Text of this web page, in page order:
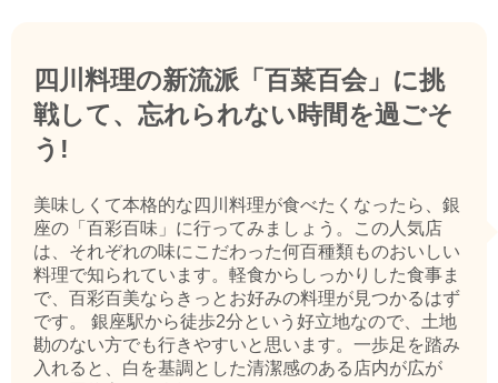
四川料理の新流派「百菜百会」に挑
戦して、忘れられない時間を過ごそ
う!
美味しくて本格的な四川料理が食べたくなったら、銀
座の「百彩百味」に行ってみましょう。この人気店
は、それぞれの味にこだわった何百種類ものおいしい
料理で知られています。軽食からしっかりした食事ま
で、百彩百美ならきっとお好みの料理が見つかるはず
です。 銀座駅から徒歩2分という好立地なので、土地
勘のない方でも行きやすいと思います。一歩足を踏み
入れると、白を基調とした清潔感のある店内が広が